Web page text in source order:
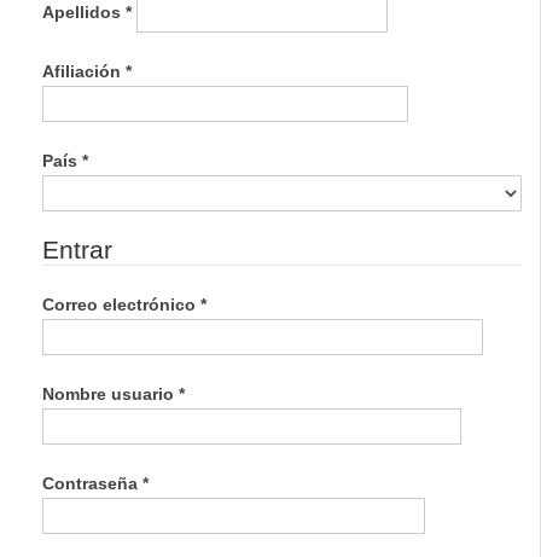
Apellidos *
Afiliación *
País *
Entrar
Correo electrónico *
Nombre usuario *
Contraseña *